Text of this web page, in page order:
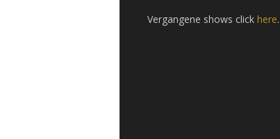
Vergangene shows click here.